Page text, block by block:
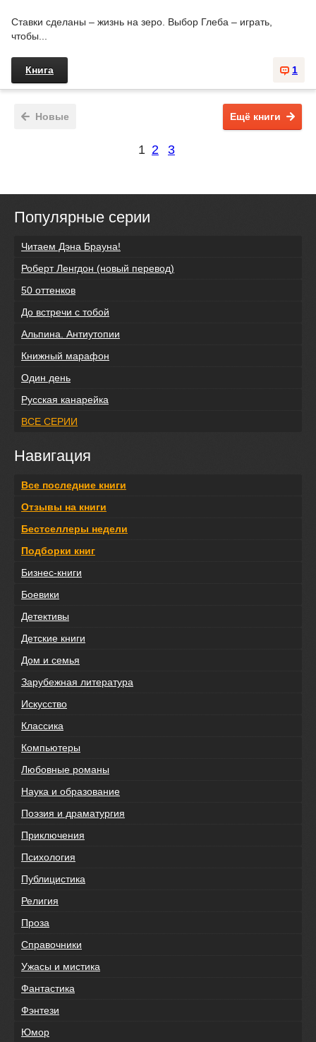
Ставки сделаны – жизнь на зеро. Выбор Глеба – играть,
чтобы...
1
Книга
Новые Ещё книги
1 2 3
Популярные серии
Читаем Дэна Брауна!
Роберт Ленгдон (новый перевод)
50 оттенков
До встречи с тобой
Альпина. Антиутопии
Книжный марафон
Один день
Русская канарейка
ВСЕ СЕРИИ
Навигация
Все последние книги
Отзывы на книги
Бестселлеры недели
Подборки книг
Бизнес-книги
Боевики
Детективы
Детские книги
Дом и семья
Зарубежная литература
Искусство
Классика
Компьютеры
Любовные романы
Наука и образование
Поэзия и драматургия
Приключения
Психология
Публицистика
Религия
Проза
Справочники
Ужасы и мистика
Фантастика
Фэнтези
Юмор